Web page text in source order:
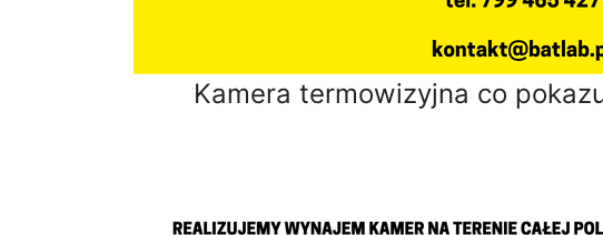
Kamera termowizyjna co